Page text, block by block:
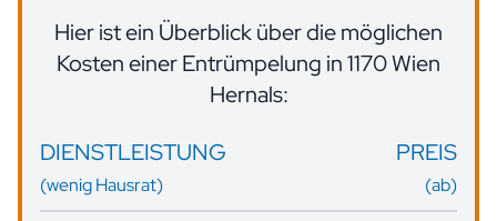
Hier ist ein Überblick über die möglichen
Kosten einer Entrümpelung in 1170 Wien
Hernals:
DIENSTLEISTUNG
(wenig Hausrat)
PREIS
(ab)